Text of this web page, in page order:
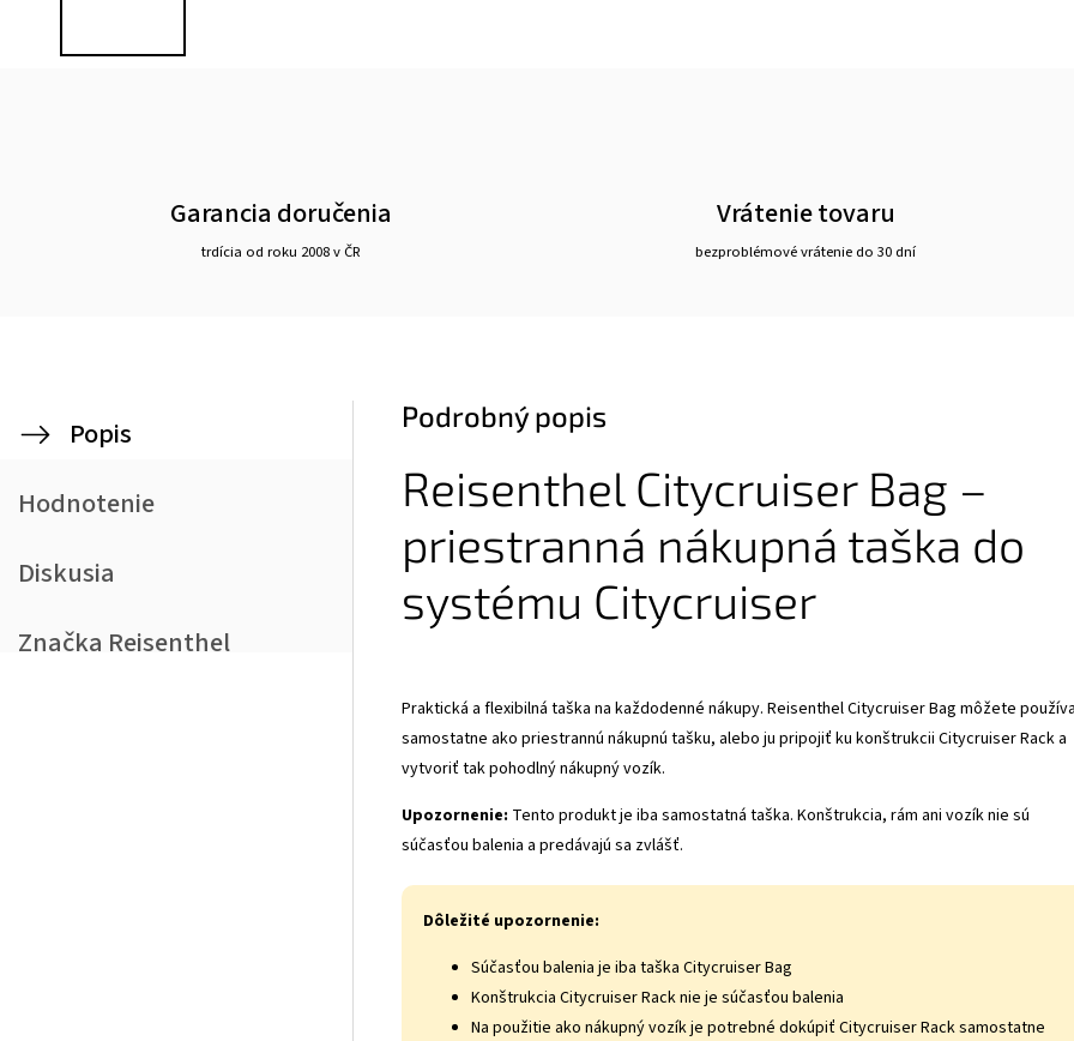
Garancia doručenia
trdícia od roku 2008 v ČR
Vrátenie tovaru
bezproblémové vrátenie do 30 dní
Popis
Hodnotenie
Diskusia
Značka Reisenthel
Podrobný popis
Reisenthel Citycruiser Bag –
priestranná nákupná taška do
systému Citycruiser
Praktická a flexibilná taška na každodenné nákupy. Reisenthel Citycruiser Bag môžete
samostatne ako priestrannú nákupnú tašku, alebo ju pripojiť ku konštrukcii Citycruiser Rack a
vytvoriť tak pohodlný nákupný vozík.
Upozornenie: Tento produkt je iba samostatná taška. Konštrukcia, rám ani vozík nie sú
súčasťou balenia a predávajú sa zvlášť.
Dôležité upozornenie:
Súčasťou balenia je iba taška Citycruiser Bag
Konštrukcia Citycruiser Rack nie je súčasťou balenia
Na použitie ako nákupný vozík je potrebné dokúpiť Citycruiser Rack samostatne